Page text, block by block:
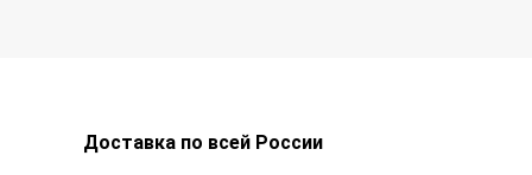
Доставка по всей России